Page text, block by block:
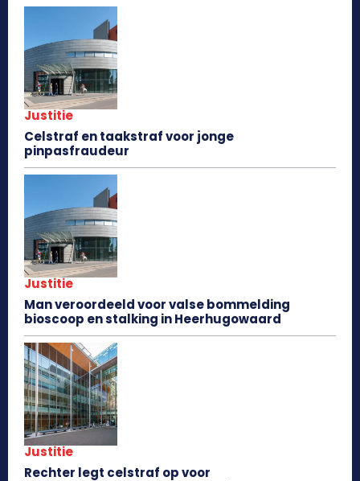
Justitie
Celstraf en taakstraf voor jonge
pinpasfraudeur
Justitie
Man veroordeeld voor valse bommelding
bioscoop en stalking in Heerhugowaard
Justitie
Rechter legt celstraf op voor